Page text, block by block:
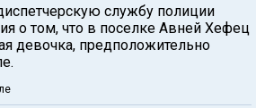
службу полиции
о том, что в поселке Авней Хефец
девочка, предположительно